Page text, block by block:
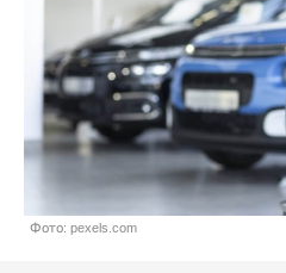
Фото: pexels.com